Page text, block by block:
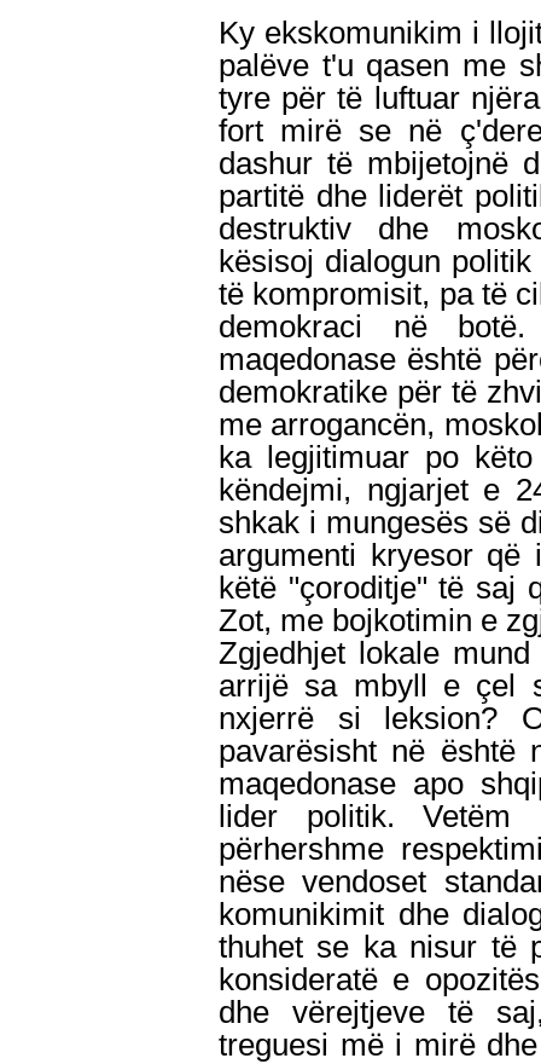
Ky ekskomunikim i
palëve t'u qasen me
tyre për të luftuar
fort mirë se në
dashur të mbijetojnë
partitë dhe liderët
destruktiv dhe
kësisoj dialogun
të kompromisit, pa të
demokraci në
maqedonase është
demokratike për të
me arrogancën,
ka legjitimuar po
këndejmi, ngjarjet e
shkak i mungesës së
argumenti kryesor
këtë "çoroditje" të saj
Zot, me bojkotimin e
Zgjedhjet lokale
arrijë sa mbyll e çel
nxjerrë si leksion?
pavarësisht në është
maqedonase apo
lider politik.
përhershme
nëse vendoset
komunikimit dhe
thuhet se ka nisur të
konsideratë e
dhe vërejtjeve të
treguesi më i mirë